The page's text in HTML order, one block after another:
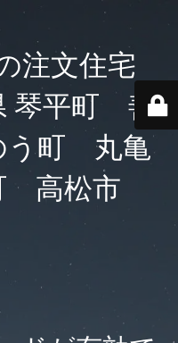
注文住宅
琴平町 善
う町 丸亀
高松市